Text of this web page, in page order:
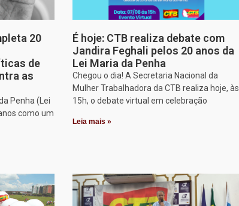
20
de
as
Penha (Lei
como um
É hoje: CTB realiza debate com
Jandira Feghali pelos 20 anos da
Lei Maria da Penha
Chegou o dia! A Secretaria Nacional da
Mulher Trabalhadora da CTB realiza hoje, às
15h, o debate virtual em celebração
Leia mais »